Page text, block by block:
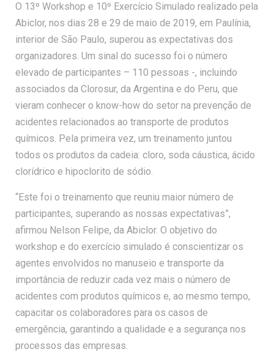
O 13º Workshop e 10º Exercício Simulado realizado pela
Abiclor, nos dias 28 e 29 de maio de 2019, em Paulínia,
interior de São Paulo, superou as expectativas dos
organizadores. Um sinal do sucesso foi o número
elevado de participantes – 110 pessoas -, incluindo
associados da Clorosur, da Argentina e do Peru, que
vieram conhecer o know-how do setor na prevenção de
acidentes relacionados ao transporte de produtos
químicos. Pela primeira vez, um treinamento juntou
todos os produtos da cadeia: cloro, soda cáustica, ácido
clorídrico e hipoclorito de sódio.
“Este foi o treinamento que reuniu maior número de
participantes, superando as nossas expectativas”,
afirmou Nelson Felipe, da Abiclor. O objetivo do
workshop e do exercício simulado é conscientizar os
agentes envolvidos no manuseio e transporte da
importância de reduzir cada vez mais o número de
acidentes com produtos químicos e, ao mesmo tempo,
capacitar os colaboradores para os casos de
emergência, garantindo a qualidade e a segurança nos
processos das empresas.